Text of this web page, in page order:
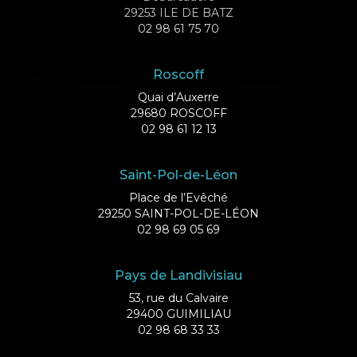
29253 ILE DE BATZ
02 98 61 75 70
Roscoff
Quai d’Auxerre
29680 ROSCOFF
02 98 61 12 13
Saint-Pol-de-Léon
Place de l’Evêché
29250 SAINT-POL-DE-LÉON
02 98 69 05 69
Pays de Landivisiau
53, rue du Calvaire
29400 GUIMILIAU
02 98 68 33 33